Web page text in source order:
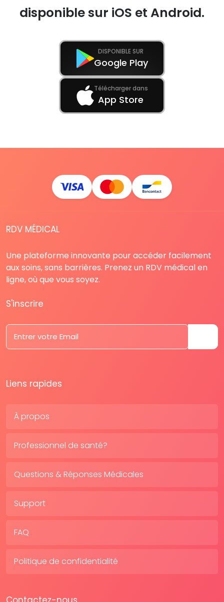
disponible sur iOS et Android.
DISPONIBLE SUR
Google Play
Télécharger dans
App Store
RDV MÉDICAL
Une plateforme innovante pour accéder facilement
aux soins, sans barrières. Prenez un RDV médical en
ligne, où que vous soyez.
S'inscrire
Liens rapides
À propos
Professionnel de santé?
Questions & Réponses Médicales
Support
FAQ
Politique de confidentialité